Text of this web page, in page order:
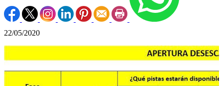
22/05/2020